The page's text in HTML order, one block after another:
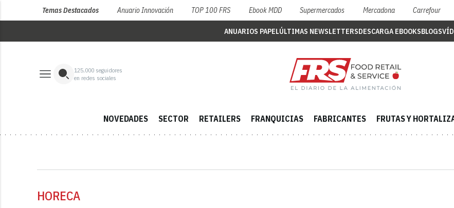
Temas Destacados Anuario Innovación TOP 100 FRS Ebook MDD Supermercados Mercadona Carrefour
ANUARIOS PAPELÚLTIMAS NEWSLETTERSDESCARGA EBOOKSBLOGS
125,000 seguidores
en redes sociales
NOVEDADES SECTOR RETAILERS FRANQUICIAS FABRICANTES FRUTAS Y
HORECA